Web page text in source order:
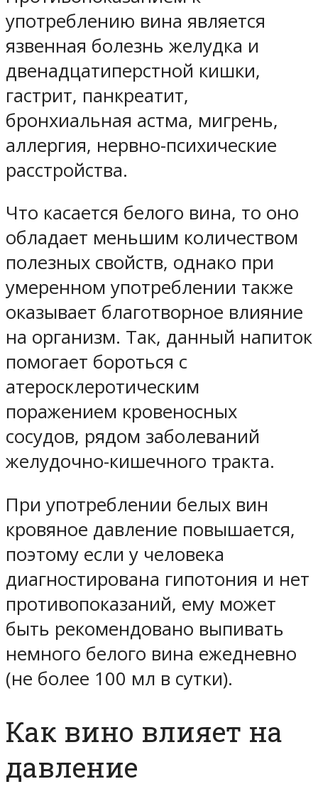
употреблению вина является
язвенная болезнь желудка и
двенадцатиперстной кишки,
гастрит, панкреатит,
бронхиальная астма, мигрень,
аллергия, нервно-психические
расстройства.
Что касается белого вина, то оно
обладает меньшим количеством
полезных свойств, однако при
умеренном употреблении также
оказывает благотворное влияние
на организм. Так, данный напиток
помогает бороться с
атеросклеротическим
поражением кровеносных
сосудов, рядом заболеваний
желудочно-кишечного тракта.
При употреблении белых вин
кровяное давление повышается,
поэтому если у человека
диагностирована гипотония и нет
противопоказаний, ему может
быть рекомендовано выпивать
немного белого вина ежедневно
(не более 100 мл в сутки).
Как вино влияет на
давление